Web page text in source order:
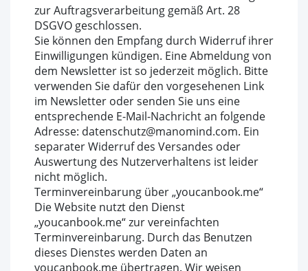
zur Auftragsverarbeitung gemäß Art. 28
DSGVO geschlossen.
Sie können den Empfang durch Widerruf ihrer
Einwilligungen kündigen. Eine Abmeldung von
dem Newsletter ist so jederzeit möglich. Bitte
verwenden Sie dafür den vorgesehenen Link
im Newsletter oder senden Sie uns eine
entsprechende E-Mail-Nachricht an folgende
Adresse: datenschutz@manomind.com. Ein
separater Widerruf des Versandes oder
Auswertung des Nutzerverhaltens ist leider
nicht möglich.
Terminvereinbarung über „youcanbook.me“
Die Website nutzt den Dienst
„youcanbook.me“ zur vereinfachten
Terminvereinbarung. Durch das Benutzen
dieses Dienstes werden Daten an
youcanbook.me übertragen. Wir weisen